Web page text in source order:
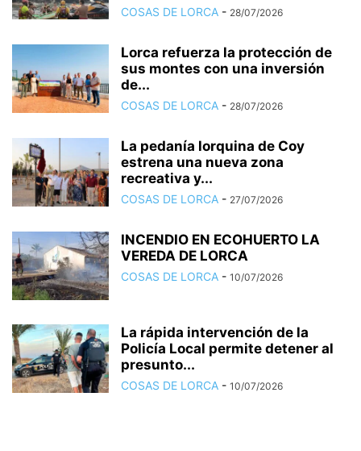
COSAS DE LORCA - 28/07/2026
Lorca refuerza la protección de
sus montes con una inversión
de...
COSAS DE LORCA - 28/07/2026
La pedanía lorquina de Coy
estrena una nueva zona
recreativa y...
COSAS DE LORCA - 27/07/2026
INCENDIO EN ECOHUERTO LA
VEREDA DE LORCA
COSAS DE LORCA - 10/07/2026
La rápida intervención de la
Policía Local permite detener al
presunto...
COSAS DE LORCA - 10/07/2026